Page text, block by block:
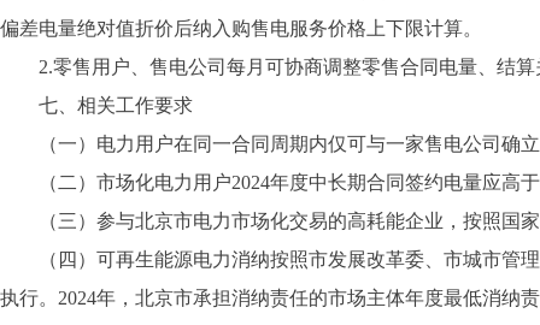
偏差电量绝对值折价后纳入购售电服务价格上下限计算。
2.零售用户、售电公司每月可协商调整零售合同电量、结算
七、相关工作要求
（一）电力用户在同一合同周期内仅可与一家售电公司确
（二）市场化电力用户2024年度中长期合同签约电量应高
（三）参与北京市电力市场化交易的高耗能企业，按照国
（四）可再生能源电力消纳按照市发展改革委、市城市管理
执行。2024年，北京市承担消纳责任的市场主体年度最低消纳